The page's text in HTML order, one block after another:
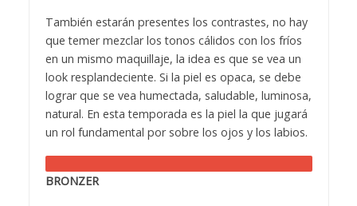
También estarán presentes los contrastes, no hay
que temer mezclar los tonos cálidos con los fríos
en un mismo maquillaje, la idea es que se vea un
look resplandeciente. Si la piel es opaca, se debe
lograr que se vea humectada, saludable, luminosa,
natural. En esta temporada es la piel la que jugará
un rol fundamental por sobre los ojos y los labios.
BRONZER